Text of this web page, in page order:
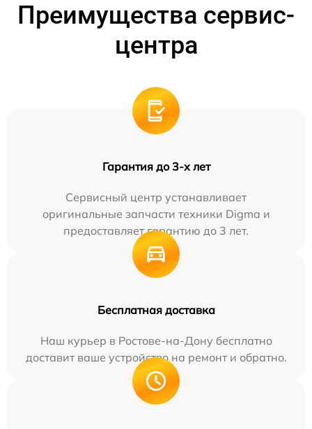
Преимущества сервис-
центра
Гарантия до 3-х лет
Сервисный центр устанавливает
оригинальные запчасти техники Digma и
предоставляет гарантию до 3 лет.
Бесплатная доставка
Наш курьер в Ростове-на-Дону бесплатно
доставит ваше устройство на ремонт и обратно.